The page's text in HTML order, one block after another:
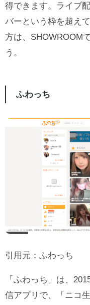
得できます。ライブ
バーという枠を超え
方は、SHOWROOM
う。
ふわっち
引用元： ふわっち
「ふわっち」は、
信アプリで、「ニコ